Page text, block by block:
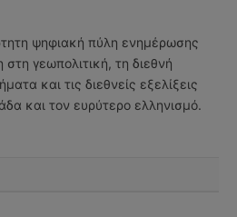
ψηφιακή πύλη ενημέρωσης
γεωπολιτική, τη διεθνή
και τις διεθνείς εξελίξεις
και τον ευρύτερο ελληνισμό.